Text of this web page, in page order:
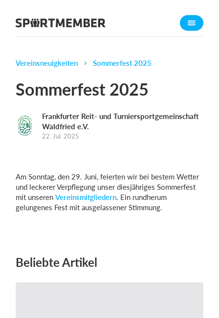
Über SportMember
Funktionen
Trainingsplan
Mitgliedsbeitrag
Belegungsplan
Was kostet es?
Vereinsneuigkeiten Sommerfest 2025
Sommerfest 2025
Frankfurter Reit- und Turniersportgemeinschaft
Waldfried e.V.
22. Jul. 2025
Am Sonntag, den 29. Juni, feierten wir bei bestem Wetter
und leckerer Verpflegung unser diesjähriges Sommerfest
mit unseren Vereinsmitgliedern. Ein rundherum
gelungenes Fest mit ausgelassener Stimmung.
Beliebte Artikel